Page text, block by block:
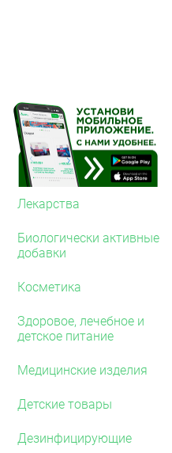
Лекарства
Биологически активные
добавки
Косметика
Здоровое, лечебное и
детское питание
Медицинские изделия
Детские товары
Дезинфицирующие